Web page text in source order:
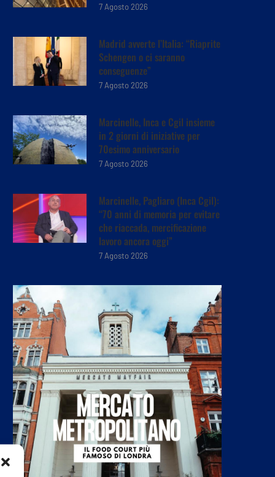
7 Agosto 2026
Madrid avverte l’Italia: “Riaprite
Schengen o ci saranno
conseguenze”
7 Agosto 2026
Marcinelle, Inca e Cgil insieme
in 2 giorni di iniziative per
70esimo anniversario
7 Agosto 2026
Marcinelle, Pagliaro (Inca Cgil):
“70 anni di memoria per evitare
che riaccada, mercificazione
lavoro ancora oggi”
7 Agosto 2026